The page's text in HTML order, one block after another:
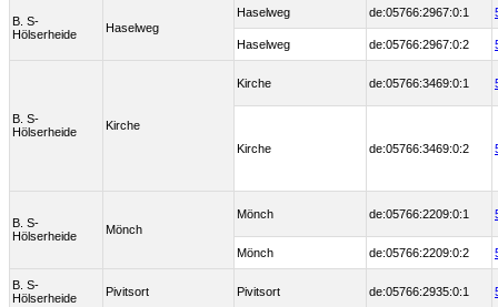
B. S-
Hölserheide
Haselweg
Haselweg de:05766:2967:0:1
Haselweg de:05766:2967:0:2
B. S-
Hölserheide
Kirche
Kirche de:05766:3469:0:1
Kirche de:05766:3469:0:2
B. S-
Hölserheide
Mönch
Mönch de:05766:2209:0:1
Mönch de:05766:2209:0:2
B. S-
Hölserheide
Pivitsort Pivitsort de:05766:2935:0:1